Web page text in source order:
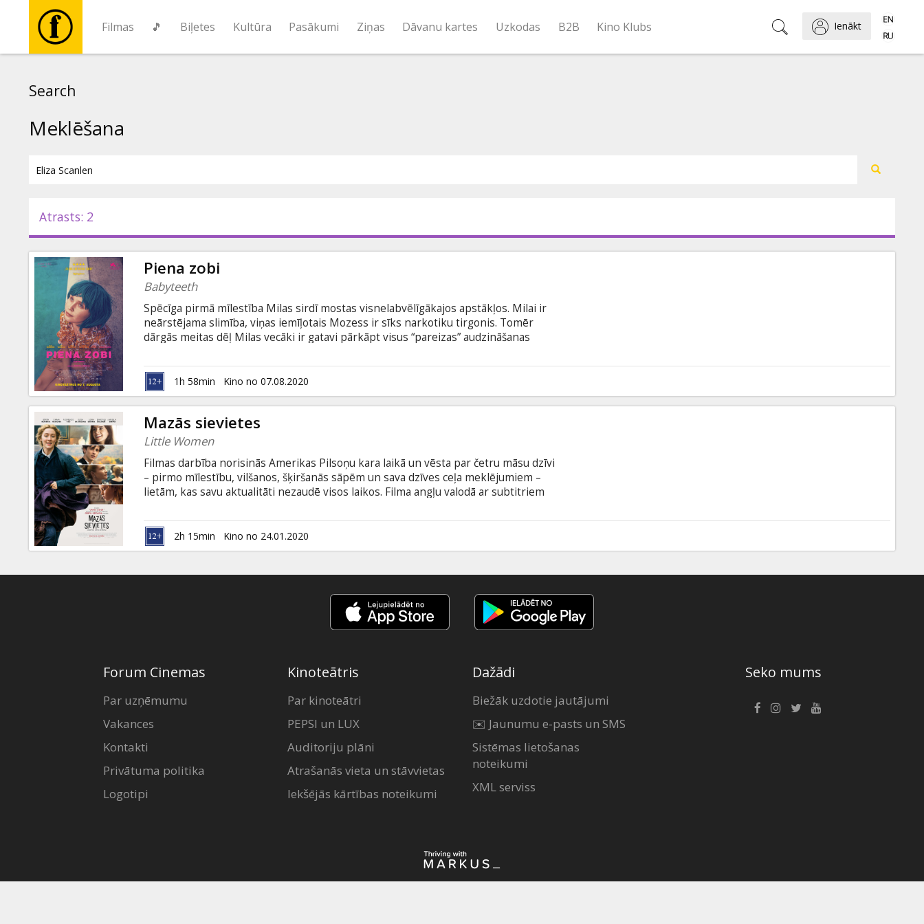
Filmas 🎵 Biļetes Kultūra Pasākumi Ziņas Dāvanu kartes Uzkodas B2B Kino Klubs Ienākt
Pasākumi
Dāvanu
kartes
Uzkodas
B2B
Kino
Klubs
Search
Meklēšana
Atrasts: 2
Piena zobi
Babyteeth
Spēcīga pirmā mīlestība Milas sirdī mostas visnelabvēlīgākajos apstākļos. Milai ir
neārstējama slimība, viņas iemīļotais Mozess ir sīks narkotiku tirgonis. Tomēr
dārgās meitas dēļ Milas vecāki ir gatavi pārkāpt visus “pareizas” audzināšanas
valodā ar subtitriem latviešu un krievu valodā.
1h 58min Kino no 07.08.2020
Mazās sievietes
Little Women
Filmas darbība norisinās Amerikas Pilsoņu kara laikā un vēsta par četru māsu dzīvi
– pirmo mīlestību, vilšanos, šķiršanās sāpēm un sava dzīves ceļa meklējumiem –
lietām, kas savu aktualitāti nezaudē visos laikos. Filma angļu valodā ar subtitriem
2h 15min Kino no 24.01.2020
Forum Cinemas
Par uzņēmumu
Vakances
Kontakti
Privātuma politika
Logotipi
Kinoteātris
Par kinoteātri
PEPSI un LUX
Auditoriju plāni
Atrašanās vieta un stāvvietas
Iekšējās kārtības noteikumi
Dažādi
Biežāk uzdotie jautājumi
✉️ Jaunumu e-pasts un SMS
Sistēmas lietošanas
noteikumi
XML serviss
Seko mums